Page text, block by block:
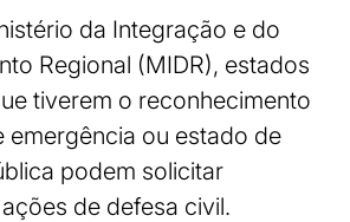
da Integração e do
Regional (MIDR), estados
tiverem o reconhecimento
emergência ou estado de
podem solicitar
de defesa civil.